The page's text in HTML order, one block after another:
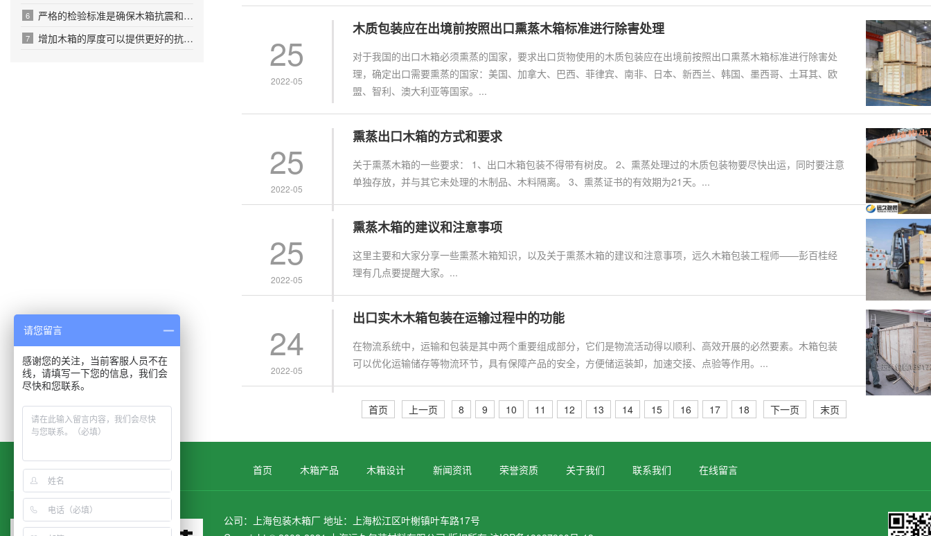
6 严格的检验标准是确保木箱抗震和耐压性能的关键环节
7 增加木箱的厚度可以提供更好的抗冲击和抗压性能 25
2022-05
木质包装应在出境前按照出口熏蒸木箱标准进行除害处理
对于我国的出口木箱必须熏蒸的国家，要求出口货物使用的木质包装应在出境前按照出口熏蒸木箱标准进行除害处
理，确定出口需要熏蒸的国家：美国、加拿大、巴西、菲律宾、南非、日本、新西兰、韩国、墨西哥、土耳其、欧
盟、智利、澳大利亚等国家。...
25
2022-05
熏蒸出口木箱的方式和要求
关于熏蒸木箱的一些要求： 1、出口木箱包装不得带有树皮。 2、熏蒸处理过的木质包装物要尽快出运，同时要注意
单独存放，并与其它未处理的木制品、木料隔离。 3、熏蒸证书的有效期为21天。...
25
2022-05
熏蒸木箱的建议和注意事项
这里主要和大家分享一些熏蒸木箱知识，以及关于熏蒸木箱的建议和注意事项，远久木箱包装工程师——彭百桂经
理有几点要提醒大家。...
24
2022-05
出口实木木箱包装在运输过程中的功能
在物流系统中，运输和包装是其中两个重要组成部分，它们是物流活动得以顺利、高效开展的必然要素。木箱包装
可以优化运输储存等物流环节，具有保障产品的安全，方便储运装卸，加速交接、点验等作用。...
首页 上一页 8 9 10 11 12 13 14 15 16 17 18 下一页 末页
首页 木箱产品 木箱设计 新闻资讯 荣誉资质 关于我们 联系我们 在线留言
公司：上海包装木箱厂 地址：上海松江区叶榭镇叶车路17号
请您留言
感谢您的关注，当前客服人员不在
线，请填写一下您的信息，我们会
尽快和您联系。